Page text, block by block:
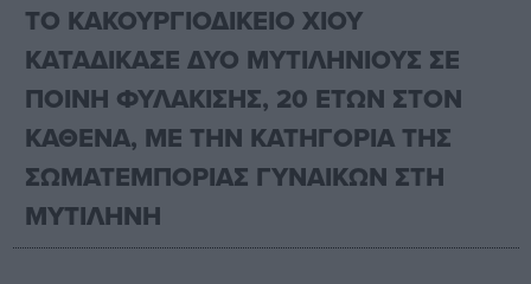
ΤΟ ΚΑΚΟΥΡΓΙΟΔΙΚΕΙΟ ΧΙΟΥ
ΚΑΤΑΔΙΚΑΣΕ ΔΥΟ ΜΥΤΙΛΗΝΙΟΥΣ ΣΕ
ΠΟΙΝΗ ΦΥΛΑΚΙΣΗΣ, 20 ΕΤΩΝ ΣΤΟΝ
ΚΑΘΕΝΑ, ΜΕ ΤΗΝ ΚΑΤΗΓΟΡΙΑ ΤΗΣ
ΣΩΜΑΤΕΜΠΟΡΙΑΣ ΓΥΝΑΙΚΩΝ ΣΤΗ
ΜΥΤΙΛΗΝΗ